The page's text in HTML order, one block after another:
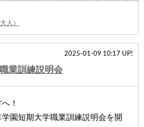
人）
2025-01-09 10:17 UP!
業訓練説明会
！
園短期大学職業訓練説明会を開